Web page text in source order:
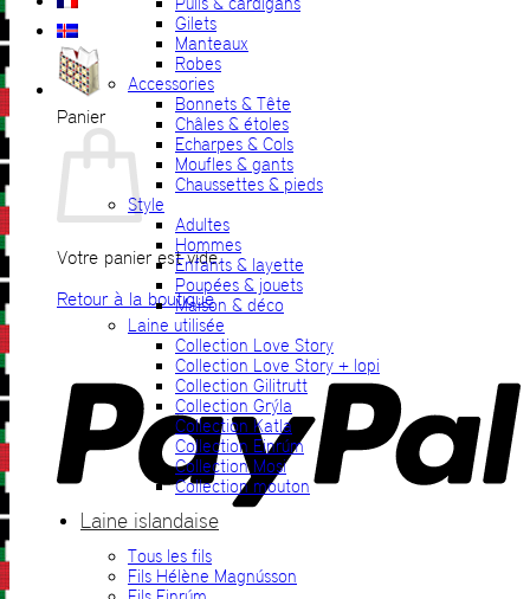
Panier
Votre panier est vide.
Retour à la boutique
Gilets
Manteaux
Robes
Accessories
Bonnets & Tête
Châles & étoles
Echarpes & Cols
Moufles & gants
Chaussettes & pieds
Style
Adultes
Hommes
Enfants & layette
Poupées & jouets
Maison & déco
Laine utilisée
Collection Love Story
Collection Love Story + lopi
Collection Gilitrutt
Collection Grýla
Collection Katla
Collection Einrúm
Collection Mosi
Collection mouton
Laine islandaise
Tous les fils
Fils Hélène Magnússon